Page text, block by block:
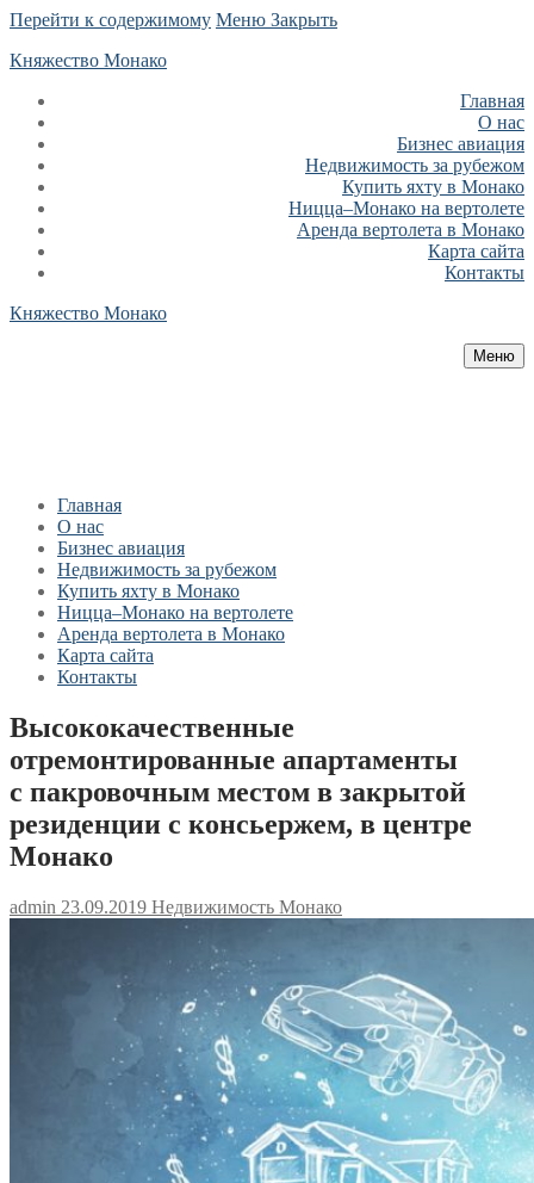
Перейти к содержимому Меню Закрыть
Княжество Монако
Главная
О нас
Бизнес авиация
Недвижимость за рубежом
Купить яхту в Монако
Ницца–Монако на вертолете
Аренда вертолета в Монако
Карта сайта
Контакты
Княжество Монако
Меню
Главная
О нас
Бизнес авиация
Недвижимость за рубежом
Купить яхту в Монако
Ницца–Монако на вертолете
Аренда вертолета в Монако
Карта сайта
Контакты
Высококачественные
отремонтированные апартаменты
с пакровочным местом в закрытой
резиденции с консьержем, в центре
Монако
admin 23.09.2019 Недвижимость Монако